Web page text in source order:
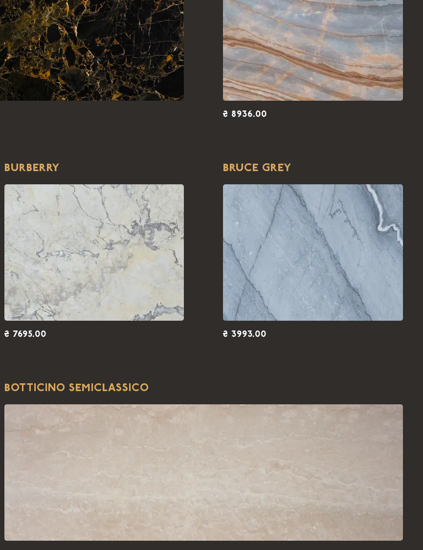
₴ 8936.00
BURBERRY
₴ 7695.00
BRUCE GREY
₴ 3993.00
BOTTICINO SEMICLASSICO